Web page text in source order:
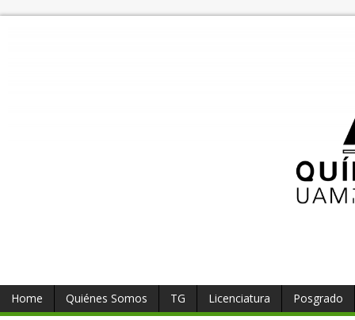
Home Quiénes Somos TG Licenciatura Posgrado